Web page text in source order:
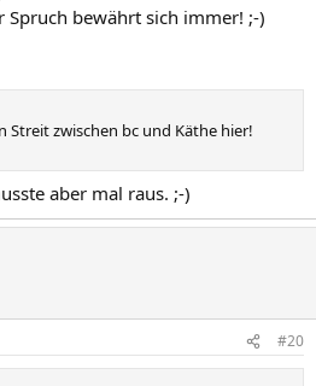
bewährt sich immer! ;-)
zwischen bc und Käthe hier!
aber mal raus. ;-)
#20